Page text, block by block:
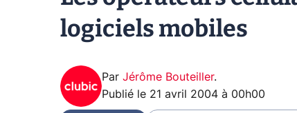
logiciels mobiles
Par Jérôme Bouteiller.
Publié le 21 avril 2004 à 00h00